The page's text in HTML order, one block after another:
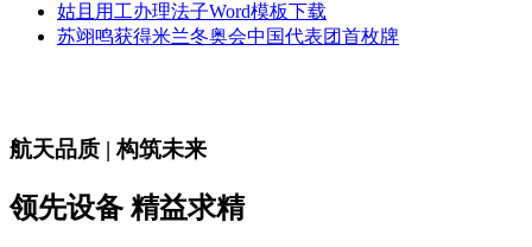
姑且用工办理法子Word模板下载
苏翊鸣获得米兰冬奥会中国代表团首枚牌
航天品质 | 构筑未来
领先设备 精益求精